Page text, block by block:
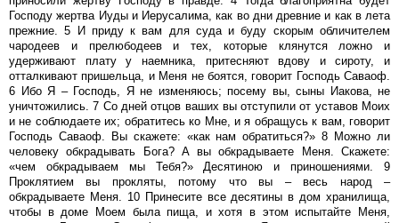
Господу жертва Иуды и Иерусалима, как во дни древние и как в лета
прежние. 5 И приду к вам для суда и буду скорым обличителем
чародеев и прелюбодеев и тех, которые клянутся ложно и
удерживают плату у наемника, притесняют вдову и сироту, и
отталкивают пришельца, и Меня не боятся, говорит Господь Саваоф.
6 Ибо Я – Господь, Я не изменяюсь; посему вы, сыны Иакова, не
уничтожились. 7 Со дней отцов ваших вы отступили от уставов Моих
и не соблюдаете их; обратитесь ко Мне, и я обращусь к вам, говорит
Господь Саваоф. Вы скажете: «как нам обратиться?» 8 Можно ли
человеку обкрадывать Бога? А вы обкрадываете Меня. Скажете:
«чем обкрадываем мы Тебя?» Десятиною и приношениями. 9
Проклятием вы прокляты, потому что вы – весь народ –
обкрадываете Меня. 10 Принесите все десятины в дом хранилища,
чтобы в доме Моем была пища, и хотя в этом испытайте Меня,